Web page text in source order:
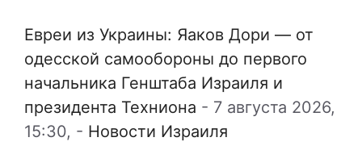
Евреи из Украины: Яаков Дори — от
одесской самообороны до первого
начальника Генштаба Израиля и
президента Техниона - 7 августа 2026,
15:30, - Новости Израиля